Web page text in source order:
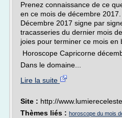
Prenez connaissance de ce
en ce mois de décembre
Décembre 2017 signe par
tracasseries du dernier mois
joies pour terminer ce mois en
Horoscope Capricorne
Dans le domaine...
Lire la suite
Site : http://
Thèmes liés : horoscope du mois